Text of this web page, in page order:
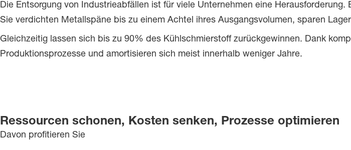
Die Entsorgung von Industrieabfällen ist für viele Unternehmen eine
Sie verdichten Metallspäne bis zu einem Achtel ihres Ausgangsvolumen, sparen
Gleichzeitig lassen sich bis zu 90% des Kühlschmierstoff zurückgewinnen. Dank
Produktionsprozesse und amortisieren sich meist innerhalb weniger Jahre.
Ressourcen schonen, Kosten senken, Prozesse optimieren
Davon profitieren Sie